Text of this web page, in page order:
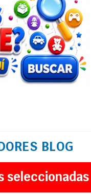
BLOG
seleccionadas